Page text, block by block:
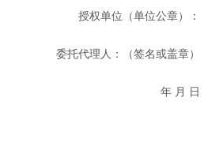
授权单位（单位公章）：
委托代理人：（签名或盖章）
年 月 日